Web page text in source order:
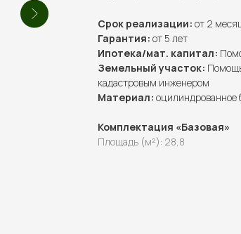
Срок реализации: от 2
Гарантия: от 5 лет
Ипотека/мат. капитал:
Земельный участок:
кадастровым инженером
Материал: оцилиндрованное
Комплектация «Базовая»
Площадь (м²): 28,8